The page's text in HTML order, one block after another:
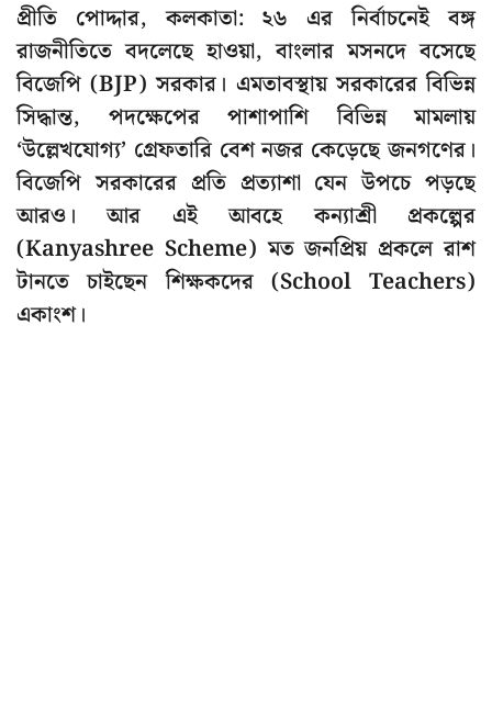
প্রীতি পোদ্দার, কলকাতা: ২৬ এর নির্বাচনেই বঙ্গ
রাজনীতিতে বদলেছে হাওয়া, বাংলার মসনদে বসেছে
বিজেপি (BJP) সরকার। এমতাবস্থায় সরকারের বিভিন্ন
সিদ্ধান্ত, পদক্ষেপের পাশাপাশি বিভিন্ন মামলায়
‘উল্লেখযোগ্য’ গ্রেফতারি বেশ নজর কেড়েছে জনগণের।
বিজেপি সরকারের প্রতি প্রত্যাশা যেন উপচে পড়ছে
আরও। আর এই আবহে কন্যাশ্রী প্রকল্পের
(Kanyashree Scheme) মত জনপ্রিয় প্রকলে রাশ
টানতে চাইছেন শিক্ষকদের (School Teachers)
একাংশ।